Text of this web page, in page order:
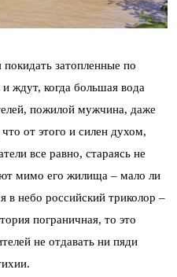
покидать затопленные по
ждут, когда большая вода
пожилой мужчина, даже
от этого и силен духом,
все равно, стараясь не
мимо его жилища – мало ли
в небо российский триколор –
пограничная, то это
не отдавать ни пяди